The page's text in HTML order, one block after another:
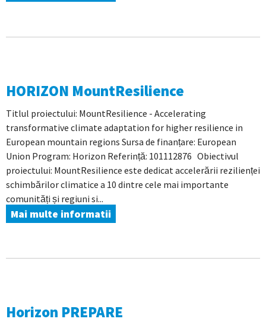
HORIZON MountResilience
Titlul proiectului: MountResilience - Accelerating
transformative climate adaptation for higher resilience in
European mountain regions Sursa de finanțare: European
Union Program: Horizon Referință: 101112876 Obiectivul
proiectului: MountResilience este dedicat accelerării rezilienței
schimbărilor climatice a 10 dintre cele mai importante
comunități și regiuni si...
Mai multe informatii
Horizon PREPARE